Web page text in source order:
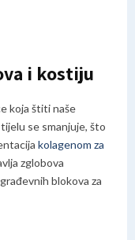
i kostiju
koja štiti naše
se smanjuje, što
kolagenom za
zglobova
blokova za